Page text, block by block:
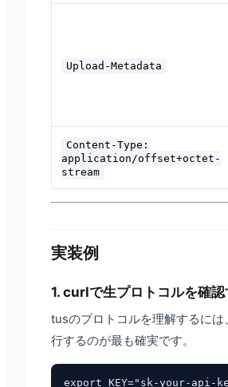
Upload-Metadata
Content-Type:
application/offset+octet-
stream
実装例
1. curlで生プロトコルを確認
tusのプロトコルを理解するに
行するのが最も確実です。
export KEY="sk-your-api-